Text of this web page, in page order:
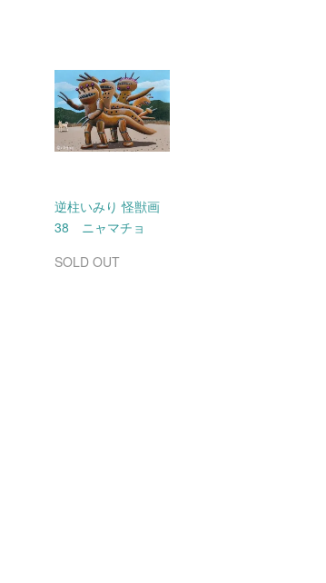
逆柱いみり 怪獣画
38 ニャマチョ
SOLD OUT